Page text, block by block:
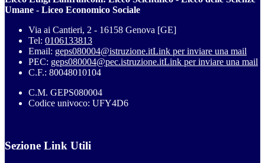
Umane - Liceo Economico Sociale
Via ai Cantieri, 2 - 16158 Genova [GE]
Tel: 0106133813
Email: geps080004@istruzione.itLink per inviare una mail
PEC: geps080004@pec.istruzione.itLink per inviare una mail
C.F.: 80048010104
C.M. GEPS080004
Codice univoco: UFY4D6
Sezione Link Utili